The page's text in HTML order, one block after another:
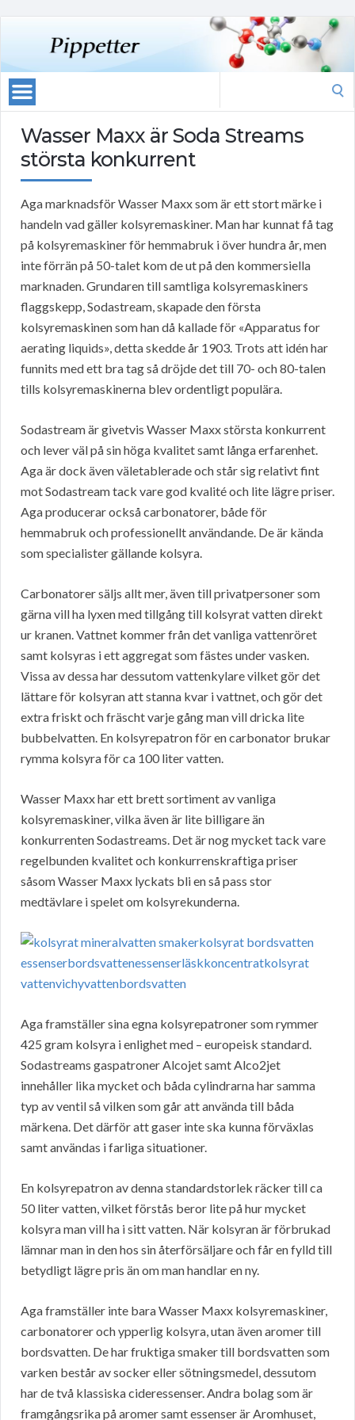
Wasser Maxx är Soda Streams
största konkurrent
Aga marknadsför Wasser Maxx som är ett stort märke i
handeln vad gäller kolsyremaskiner. Man har kunnat få tag
på kolsyremaskiner för hemmabruk i över hundra år, men
inte förrän på 50-talet kom de ut på den kommersiella
marknaden. Grundaren till samtliga kolsyremaskiners
flaggskepp, Sodastream, skapade den första
kolsyremaskinen som han då kallade för «Apparatus for
aerating liquids», detta skedde år 1903. Trots att idén har
funnits med ett bra tag så dröjde det till 70- och 80-talen
tills kolsyremaskinerna blev ordentligt populära.
Sodastream är givetvis Wasser Maxx största konkurrent
och lever väl på sin höga kvalitet samt långa erfarenhet.
Aga är dock även väletablerade och står sig relativt fint
mot Sodastream tack vare god kvalité och lite lägre priser.
Aga producerar också carbonatorer, både för
hemmabruk och professionellt användande. De är kända
som specialister gällande kolsyra.
Carbonatorer säljs allt mer, även till privatpersoner som
gärna vill ha lyxen med tillgång till kolsyrat vatten direkt
ur kranen. Vattnet kommer från det vanliga vattenröret
samt kolsyras i ett aggregat som fästes under vasken.
Vissa av dessa har dessutom vattenkylare vilket gör det
lättare för kolsyran att stanna kvar i vattnet, och gör det
extra friskt och fräscht varje gång man vill dricka lite
bubbelvatten. En kolsyrepatron för en carbonator brukar
rymma kolsyra för ca 100 liter vatten.
Wasser Maxx har ett brett sortiment av vanliga
kolsyremaskiner, vilka även är lite billigare än
konkurrenten Sodastreams. Det är nog mycket tack vare
regelbunden kvalitet och konkurrenskraftiga priser
såsom Wasser Maxx lyckats bli en så pass stor
medtävlare i spelet om kolsyrekunderna.
Aga framställer sina egna kolsyrepatroner som rymmer
425 gram kolsyra i enlighet med – europeisk standard.
Sodastreams gaspatroner Alcojet samt Alco2jet
innehåller lika mycket och båda cylindrarna har samma
typ av ventil så vilken som går att använda till båda
märkena. Det därför att gaser inte ska kunna förväxlas
samt användas i farliga situationer.
En kolsyrepatron av denna standardstorlek räcker till ca
50 liter vatten, vilket förstås beror lite på hur mycket
kolsyra man vill ha i sitt vatten. När kolsyran är förbrukad
lämnar man in den hos sin återförsäljare och får en fylld till
betydligt lägre pris än om man handlar en ny.
Aga framställer inte bara Wasser Maxx kolsyremaskiner,
carbonatorer och ypperlig kolsyra, utan även aromer till
bordsvatten. De har fruktiga smaker till bordsvatten som
varken består av socker eller sötningsmedel, dessutom
har de två klassiska cideressenser. Andra bolag som är
framgångsrika på aromer samt essenser är Aromhuset,